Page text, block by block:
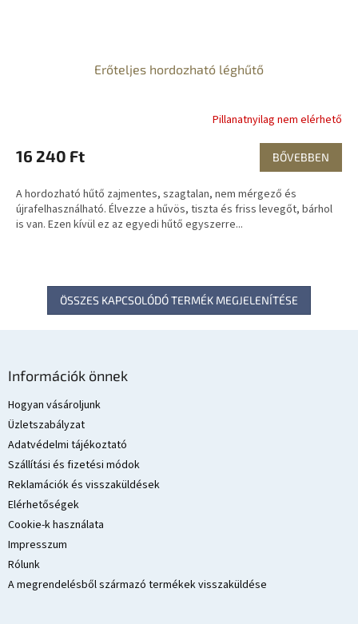
Erőteljes hordozható léghűtő
Pillanatnyilag nem elérhető
16 240 Ft BŐVEBBEN
A hordozható hűtő zajmentes, szagtalan, nem mérgező és
újrafelhasználható. Élvezze a hűvös, tiszta és friss levegőt, bárhol
is van. Ezen kívül ez az egyedi hűtő egyszerre...
ÖSSZES KAPCSOLÓDÓ TERMÉK MEGJELENÍTÉSE
Információk önnek
Hogyan vásároljunk
Üzletszabályzat
Adatvédelmi tájékoztató
Szállítási és fizetési módok
Reklamációk és visszaküldések
Elérhetőségek
Cookie-k használata
Impresszum
Rólunk
A megrendelésből származó termékek visszaküldése